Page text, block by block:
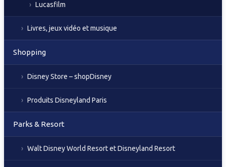
Lucasfilm
Livres, jeux vidéo et musique
Shopping
Disney Store – shopDisney
Produits Disneyland Paris
Parks & Resort
Walt Disney World Resort et Disneyland Resort